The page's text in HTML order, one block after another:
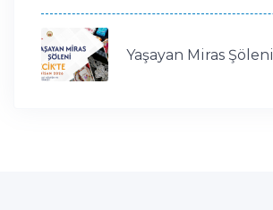
Yaşayan Miras Şöleni